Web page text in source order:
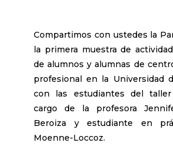
Compartimos con ustedes la
la primera muestra de
de alumnos y alumnas de
profesional en la Universidad
con las estudiantes del taller
cargo de la profesora
Beroiza y estudiante en
Moenne-Loccoz.